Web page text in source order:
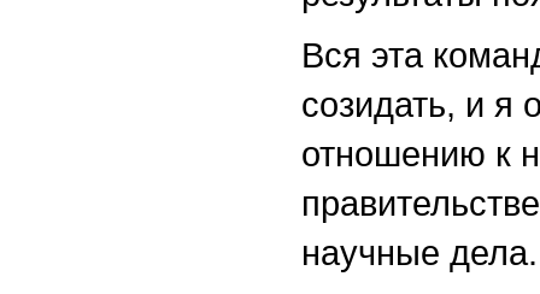
Вся эта
созидать, и я
отношению к
научные